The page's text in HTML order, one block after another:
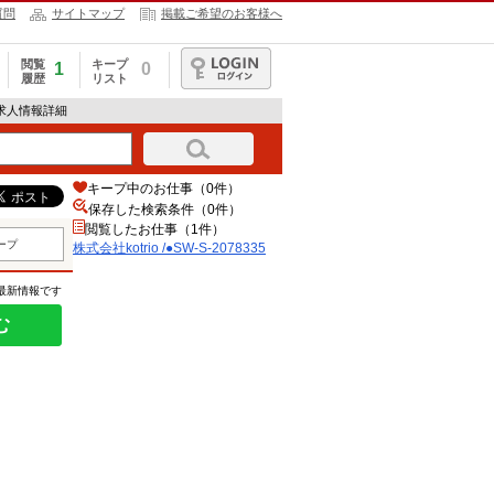
問 サイトマップ 掲載ご希望のお客様へ
閲覧
履歴
1
キープ
リスト
0
ログイン
人情報詳細
プ
新情報です
キープ中のお仕事（0件）
保存した検索条件（0件）
閲覧したお仕事（1件）
株式会社kotrio /●SW-S-2078335